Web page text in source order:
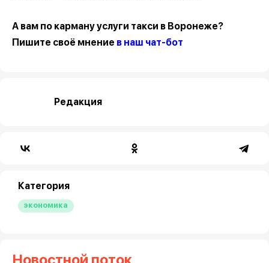
А вам по карману услуги такси в Воронеже?
Пишите своё мнение в наш чат-бот
Редакция
Категория
экономика
Новостной поток